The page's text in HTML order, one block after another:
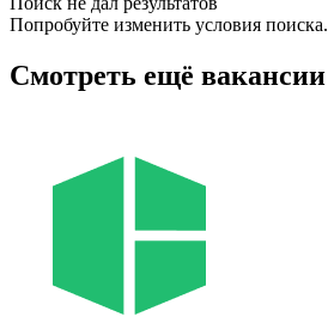
Попробуйте изменить условия поиска.
Смотреть ещё вакансии